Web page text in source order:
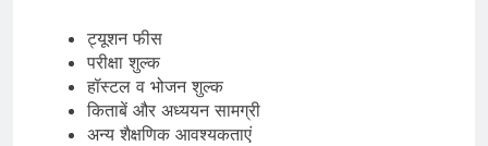
ट्यूशन फीस
परीक्षा शुल्क
हॉस्टल व भोजन शुल्क
किताबें और अध्ययन सामग्री
अन्य शैक्षणिक आवश्यकताएं